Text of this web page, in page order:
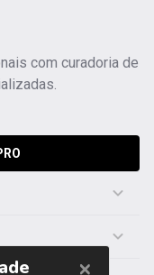
com curadoria de